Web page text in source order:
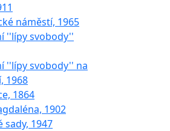
náměstí, 1965
''lípy svobody''
''lípy svobody'' na
1968
1864
1902
sady, 1947